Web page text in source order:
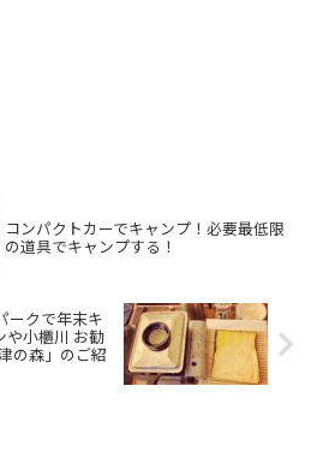
コンパクトカーでキャンプ！必要最低限
の道具でキャンプする！
ークで年末キ
や小櫃川 お勧
の森」のご紹